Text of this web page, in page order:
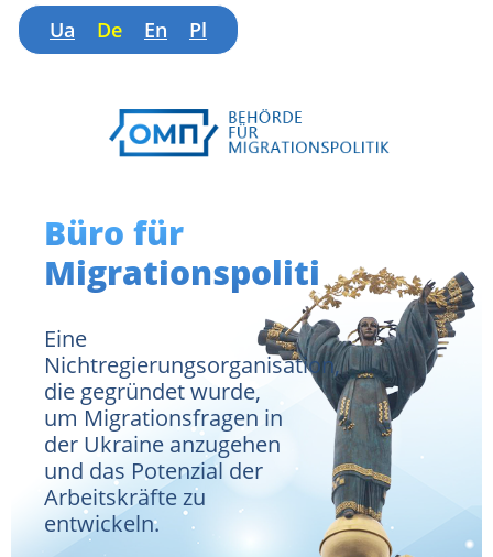
Ua De En Pl
Büro für
Migrationspolitik
Eine
Nichtregierungsorganisation,
die gegründet wurde,
um Migrationsfragen in
der Ukraine anzugehen
und das Potenzial der
Arbeitskräfte zu
entwickeln.